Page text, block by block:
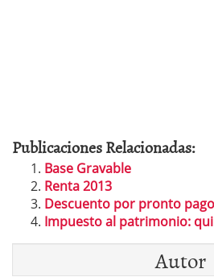
Publicaciones Relacionadas:
Base Gravable
Renta 2013
Descuento por pronto
Impuesto al patrimonio:
Autor